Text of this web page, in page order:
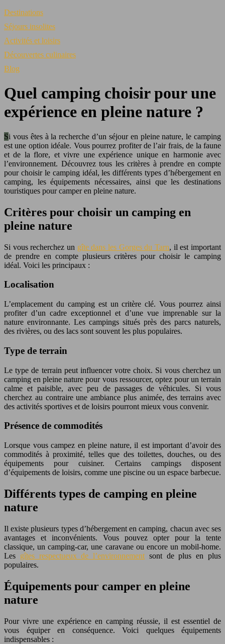
Destinations
Séjours insolites
Activités et loisirs
Découvertes culinaires
Blog
Quel camping choisir pour une
expérience en pleine nature ?
Si vous êtes à la recherche d’un séjour en pleine nature, le camping
est une option idéale. Vous pourrez profiter de l’air frais, de la faune
et de la flore, et vivre une expérience unique en harmonie avec
l’environnement. Découvrez tous les critères à prendre en compte
pour choisir le camping idéal, les différents types d’hébergement en
camping, les équipements nécessaires, ainsi que les destinations
touristiques pour camper en pleine nature.
Critères pour choisir un camping en
pleine nature
Si vous recherchez un gîte dans les Gorges du Tarn, il est important
de prendre en compte plusieurs critères pour choisir le camping
idéal. Voici les principaux :
Localisation
L’emplacement du camping est un critère clé. Vous pourrez ainsi
profiter d’un cadre exceptionnel et d’une vue imprenable sur la
nature environnante. Les campings situés près des parcs naturels,
des rivières, ou des lacs sont souvent les plus populaires.
Type de terrain
Le type de terrain peut influencer votre choix. Si vous cherchez un
camping en pleine nature pour vous ressourcer, optez pour un terrain
calme et paisible, avec peu de passages de véhicules. Si vous
cherchez au contraire une ambiance plus animée, des terrains avec
des activités sportives et de loisirs pourront mieux vous convenir.
Présence de commodités
Lorsque vous campez en pleine nature, il est important d’avoir des
commodités à proximité, telles que des toilettes, douches, ou des
équipements pour cuisiner. Certains campings disposent
d’équipements de loisirs, comme une piscine ou un espace barbecue.
Différents types de camping en pleine
nature
Il existe plusieurs types d’hébergement en camping, chacun avec ses
avantages et inconvénients. Vous pouvez opter pour la tente
classique, un camping-car, une caravane ou encore un mobil-home.
Les gîtes respectueux de l’environnement sont de plus en plus
populaires.
Équipements pour camper en pleine
nature
Pour vivre une expérience en camping réussie, il est essentiel de
vous équiper en conséquence. Voici quelques équipements
indispensables :